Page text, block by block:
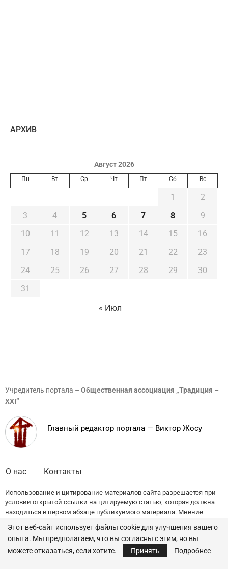
AРХИВ
Август 2026
Пн Вт Ср Чт Пт Сб Вс
1
2
3
4 5 6 7 8
9
10
11 12 13 14 15
16
17
18 19 20 21 22
23
24
25 26 27 28 29
30
31
« Июл
Учредитель портала – Общественная ассоциация „Традиция –
XXI”
Главный редактор портала — Виктор Жосу
О нас Контакты
Использование и цитирование материалов сайта разрешается при
условии открытой ссылки на цитируемую статью, которая должна
находиться в первом абзаце публикуемого материала. Мнение
© 2022 — All Rights Reserved. Traditia.md
Этот веб-сайт использует файлы cookie для улучшения вашего
опыта. Мы предполагаем, что вы согласны с этим, но вы
можете отказаться, если хотите.
Принять Подробнее